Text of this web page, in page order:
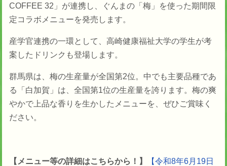
COFFEE 32」が連携し、ぐんまの「梅」を使った期間限
定コラボメニューを発売します。
産学官連携の一環として、高崎健康福祉大学の学生が考
案したドリンクも登場します。
群馬県は、梅の生産量が全国第2位。中でも主要品種であ
る「白加賀」は、全国第1位の生産量を誇ります。梅の爽
やかで上品な香りを生かしたメニューを、ぜひご賞味く
ださい。
【メニュー等の詳細はこちらから！】
【令和8年6月19日